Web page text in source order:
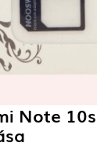
Note